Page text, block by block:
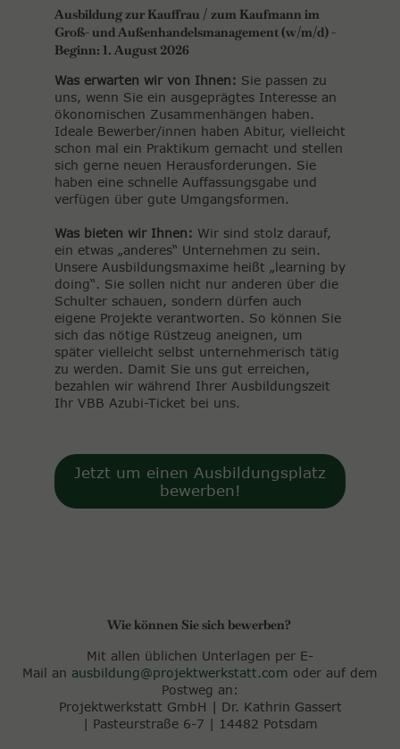
Ausbildung zur Kauffrau / zum Kaufmann im
Groß- und Außenhandelsmanagement (w/m/d) -
Beginn: 1. August 2026
Was erwarten wir von Ihnen: Sie passen zu
uns, wenn Sie ein ausgeprägtes Interesse an
ökonomischen Zusammenhängen haben.
Ideale Bewerber/innen haben Abitur, vielleicht
schon mal ein Praktikum gemacht und stellen
sich gerne neuen Herausforderungen. Sie
haben eine schnelle Auffassungsgabe und
verfügen über gute Umgangsformen.
Was bieten wir Ihnen: Wir sind stolz darauf,
ein etwas „anderes“ Unternehmen zu sein.
Unsere Ausbildungsmaxime heißt „learning by
doing“. Sie sollen nicht nur anderen über die
Schulter schauen, sondern dürfen auch
eigene Projekte verantworten. So können Sie
sich das nötige Rüstzeug aneignen, um
später vielleicht selbst unternehmerisch tätig
zu werden. Damit Sie uns gut erreichen,
bezahlen wir während Ihrer Ausbildungszeit
Ihr VBB Azubi-Ticket bei uns.
Jetzt um einen Ausbildungsplatz
bewerben!
Wie können Sie sich bewerben?
Mit allen üblichen Unterlagen per E-
Mail an ausbildung@projektwerkstatt.com oder auf dem
Postweg an:
Projektwerkstatt GmbH | Dr. Kathrin Gassert
| Pasteurstraße 6-7 | 14482 Potsdam